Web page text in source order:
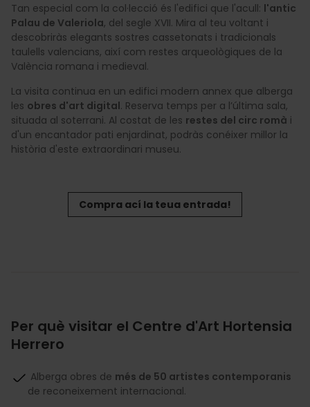
Tan especial com la col·lecció és l'edifici que l'acull: l'antic
Palau de Valeriola, del segle XVII. Mira al teu voltant i
descobriràs elegants sostres cassetonats i tradicionals
taulells valencians, així com restes arqueològiques de la
València romana i medieval.
La visita continua en un edifici modern annex que alberga
les obres d'art digital. Reserva temps per a l’última sala,
situada al soterrani. Al costat de les restes del circ romà i
d'un encantador pati enjardinat, podràs conéixer millor la
història d'este extraordinari museu.
Compra ací la teua entrada!
Per què visitar el Centre d'Art Hortensia
Herrero
Alberga obres de més de 50 artistes contemporanis
de reconeixement internacional.